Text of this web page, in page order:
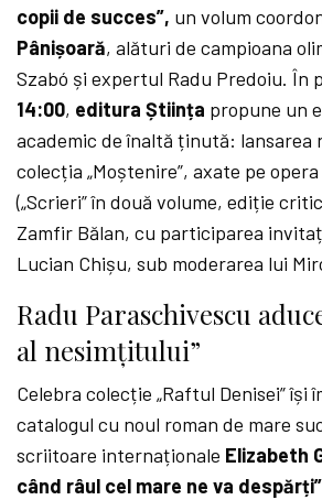
copii de succes”, un volum
Pânișoară, alături de campioana
Szabó și expertul Radu Predoiu. În
14:00, editura Știința propune un
academic de înaltă ținută: lansarea
colecția „Moștenire”, axate pe
(„Scrieri” în două volume, ediție
Zamfir Bălan, cu participarea
Lucian Chișu, sub moderarea lui
Radu Paraschivescu
al nesimțitului”
Celebra colecție „Raftul Denisei” își
catalogul cu noul roman de mare
scriitoare internaționale Elizabeth
când râul cel mare ne va